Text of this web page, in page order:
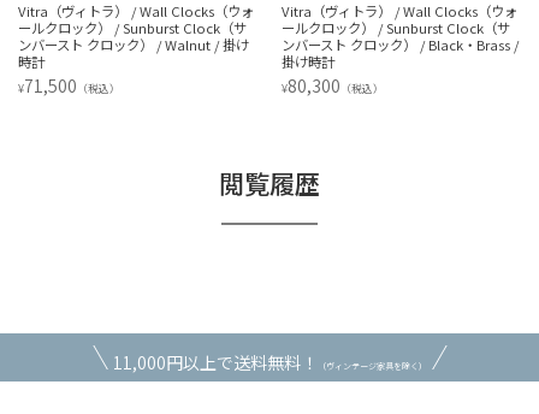
Vitra（ヴィトラ） / Wall Clocks（ウォ
ールクロック） / Sunburst Clock（サ
ンバースト クロック） / Walnut / 掛け
時計
¥71,500 （税込）
Vitra（ヴィトラ） / Wall Clocks（ウォ
ールクロック） / Sunburst Clock（サ
ンバースト クロック） / Black・Brass /
掛け時計
¥80,300 （税込）
閲覧履歴
11,000円以上で送料無料！ （ヴィンテージ家具を除く）